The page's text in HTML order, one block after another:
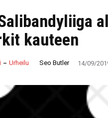
kauteen
Urheilu Seo Butler 14/09/